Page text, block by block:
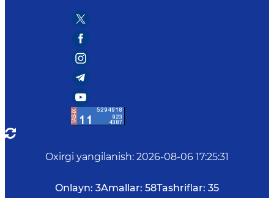
Oxirgi yangilanish: 2026-08-06 17:25:31
Onlayn: 3Amallar: 58Tashriflar: 35